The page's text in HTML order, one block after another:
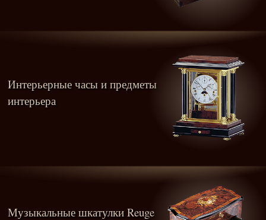
Интерьерные часы и предметы
интерьера
Музыкальные шкатулки Reuge